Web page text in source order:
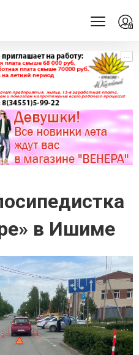
...
...
в Ишиме